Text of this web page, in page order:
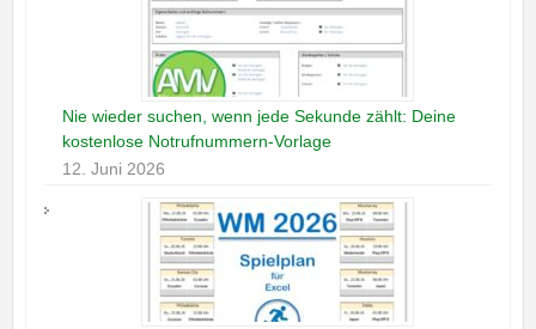
Nie wieder suchen, wenn jede Sekunde zählt: Deine
kostenlose Notrufnummern-Vorlage
12. Juni 2026